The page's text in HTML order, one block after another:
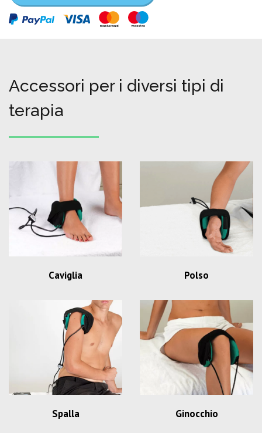
Accessori per i diversi tipi di
terapia
Caviglia Polso
Spalla Ginocchio